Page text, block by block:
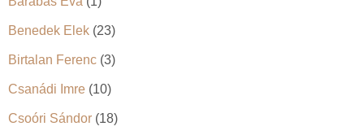
Benedek Elek (23)
Birtalan Ferenc (3)
Csanádi Imre (10)
Csoóri Sándor (18)